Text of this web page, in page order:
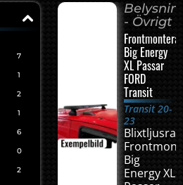
7
1
2
1
6
0
2
- Övrigt
Big Energy
XL Passar
FORD
Transit
Transit 20-
23
Big
Energy XL